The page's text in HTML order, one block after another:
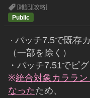
[雑記] [攻略]
Public
・ パッチ7.5で既存
（一部を除く）
・パッチ7.51でピ
※統合対象カララ
なったため、